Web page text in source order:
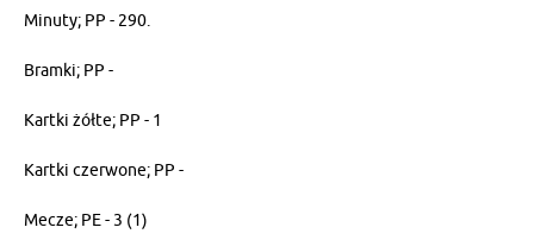
Minuty; PP - 290.
Bramki; PP -
Kartki żółte; PP - 1
Kartki czerwone; PP -
Mecze; PE - 3 (1)